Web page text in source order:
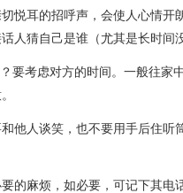
悦耳的招呼声，会使人心情
人猜自己是谁（尤其是长时间
考虑对方的时间。一般往家
人谈笑，也不要用手后住听
麻烦，如必要，可记下其电